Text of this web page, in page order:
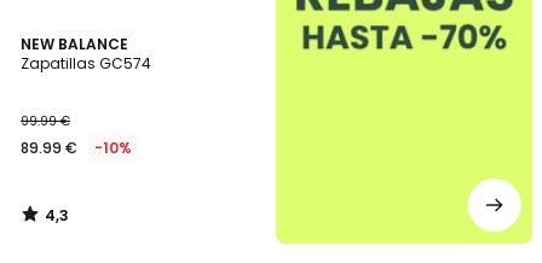
NEW BALANCE
Zapatillas GC574
99.99 €
89.99 € -10%
4,3
/ 5
4,3
/